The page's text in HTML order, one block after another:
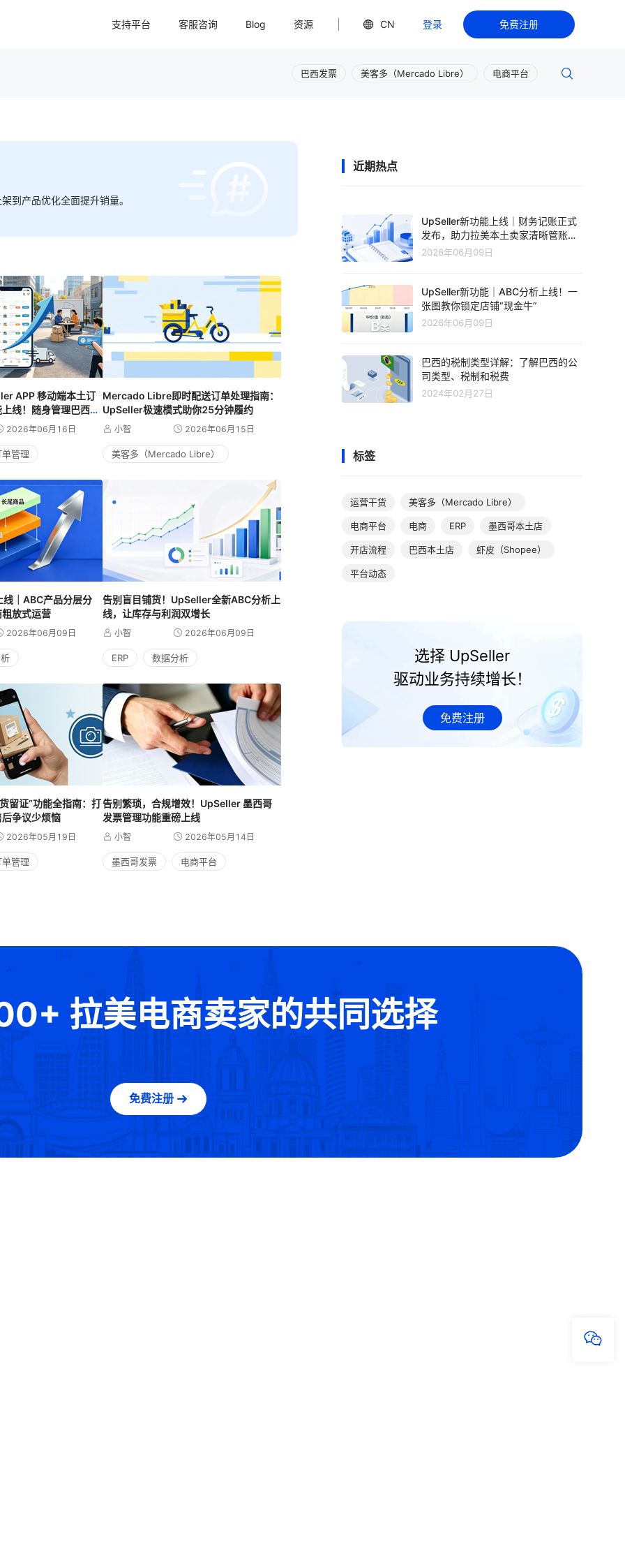
支持平台 客服咨询 Blog 资源 CN 登录 免费注册
巴西发票 美客多（Mercado Libre） 电商平台
到产品优化全面提升销量。
APP 移动端本土订
线！随身管理巴西本
2026年06月16日
单管理
Mercado Libre即时配送订单处理指南：
UpSeller极速模式助你25分钟履约
小智 2026年06月15日
美客多（Mercado Libre）
｜ABC产品分层分
放式运营
2026年06月09日
告别盲目铺货！UpSeller全新ABC分析上
线，让库存与利润双增长
小智 2026年06月09日
ERP 数据分析
留证”功能全指南：打
争议少烦恼
2026年05月19日
单管理
告别繁琐，合规增效！UpSeller 墨西哥
发票管理功能重磅上线
小智 2026年05月14日
墨西哥发票 电商平台
近期热点
UpSeller新功能上线｜财务记账正式
发布，助力拉美本土卖家清晰管账、
轻松盈利
2026年06月09日
UpSeller新功能｜ABC分析上线！一
张图教你锁定店铺“现金牛”
2026年06月09日
巴西的税制类型详解：了解巴西的公
司类型、税制和税费
2024年02月27日
标签
运营干货 美客多（Mercado Libre）
电商平台 电商 ERP 墨西哥本土店
开店流程 巴西本土店 虾皮（Shopee）
平台动态
选择 UpSeller
驱动业务持续增长！
免费注册
拉美电商卖家的共同选择
免费注册